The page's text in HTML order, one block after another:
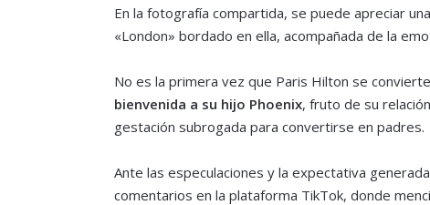
En la fotografía compartida, se puede apreciar
«London» bordado en ella, acompañada de la
No es la primera vez que Paris Hilton se
bienvenida a su hijo Phoenix, fruto de su
gestación subrogada para convertirse en padres.
Ante las especulaciones y la expectativa
comentarios en la plataforma TikTok, donde